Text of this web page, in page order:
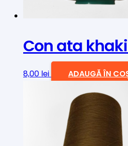
Con ata
8,00 lei ADAUGĂ ÎN